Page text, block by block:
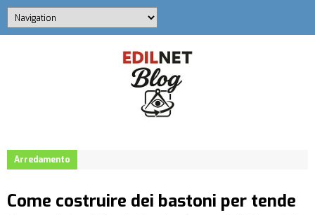
Arredamento
Come costruire dei bastoni per tende